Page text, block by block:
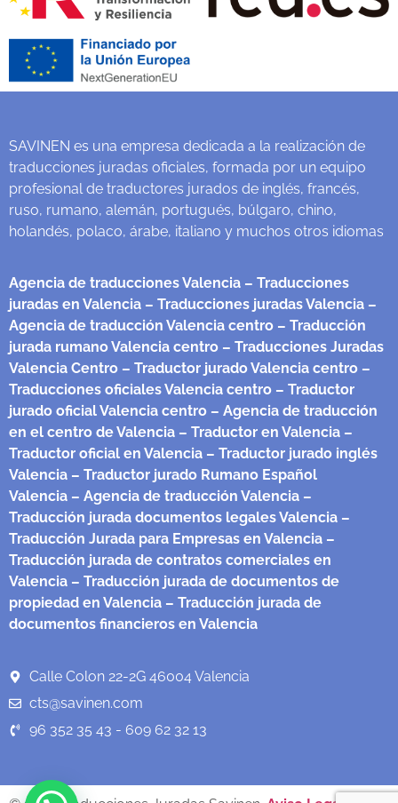
SAVINEN es una empresa dedicada a la realización de
traducciones juradas oficiales, formada por un equipo
profesional de traductores jurados de inglés, francés,
ruso, rumano, alemán, portugués, búlgaro, chino,
holandés, polaco, árabe, italiano y muchos otros idiomas
Agencia de traducciones Valencia – Traducciones
juradas en Valencia – Traducciones juradas Valencia –
Agencia de traducción Valencia centro – Traducción
jurada rumano Valencia centro – Traducciones Juradas
Valencia Centro – Traductor jurado Valencia centro –
Traducciones oficiales Valencia centro – Traductor
jurado oficial Valencia centro – Agencia de traducción
en el centro de Valencia – Traductor en Valencia –
Traductor oficial en Valencia – Traductor jurado inglés
Valencia – Traductor jurado Rumano Español
Valencia – Agencia de traducción Valencia –
Traducción jurada documentos legales Valencia –
Traducción Jurada para Empresas en Valencia –
Traducción jurada de contratos comerciales en
Valencia – Traducción jurada de documentos de
propiedad en Valencia – Traducción jurada de
documentos financieros en Valencia
Calle Colon 22-2G 46004 Valencia
cts@savinen.com
96 352 35 43 - 609 62 32 13